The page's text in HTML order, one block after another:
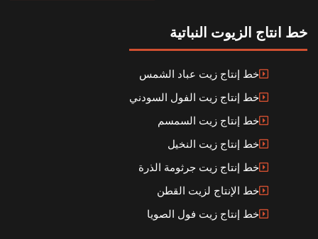
خط انتاج الزيوت النباتية
خط إنتاج زيت عباد الشمس
خط إنتاج زيت الفول السودني
خط إنتاج زيت السمسم
خط إنتاج زيت النخيل
خط إنتاج زيت جرثومة الذرة
خط الإنتاج لزيت القطن
خط إنتاج زيت فول الصويا